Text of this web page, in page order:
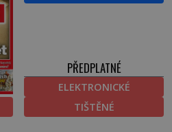
PŘEDPLATNÉ
ELEKTRONICKÉ
TIŠTĚNÉ